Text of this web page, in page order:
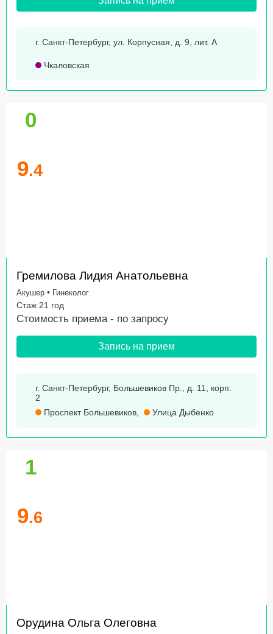
г. Санкт-Петербург, ул. Корпусная, д. 9, лит. А
Чкаловская
0
9.4
Гремилова Лидия Анатольевна
Акушер • Гинеколог
Стаж 21 год
Стоимость приема - по запросу
Запись на прием
г. Санкт-Петербург, Большевиков Пр., д. 11, корп.
2
Проспект Большевиков, Улица Дыбенко
1
9.6
Орудина Ольга Олеговна